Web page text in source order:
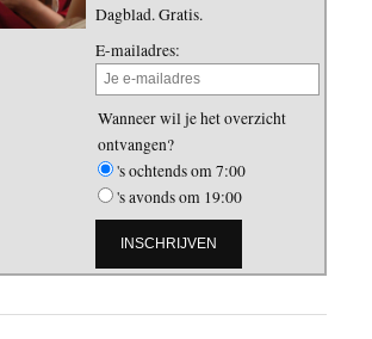
Dagblad. Gratis.
E-mailadres:
Wanneer wil je het overzicht
ontvangen?
's ochtends om 7:00
's avonds om 19:00